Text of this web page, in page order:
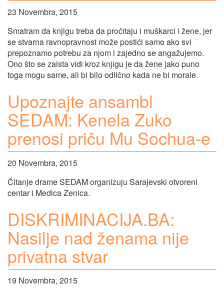
23 Novembra, 2015
Smatram da knjigu treba da pročitaju i muškarci i žene, jer
se stvarna ravnopravnost može postići samo ako svi
prepoznamo potrebu za njom i zajedno se angažujemo.
Ono što se zaista vidi kroz knjigu je da žene jako puno
toga mogu same, ali bi bilo odlično kada ne bi morale.
Upoznajte ansambl
SEDAM: Kenela Zuko
prenosi priču Mu Sochua-e
20 Novembra, 2015
Čitanje drame SEDAM organizuju Sarajevski otvoreni
centar i Medica Zenica.
DISKRIMINACIJA.BA:
Nasilje nad ženama nije
privatna stvar
19 Novembra, 2015